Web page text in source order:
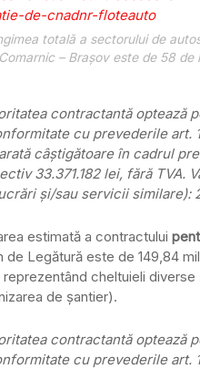
totală a sectorului de
Comarnic – Braşov este de 58 de
contractantă optează
cu prevederile art.
câştigătoare în cadrul
33.371.182 lei, fără TVA.
şi/sau servicii similare):
estimată a contractului
de Legătură este de 149,84
reprezentând cheltuieli
de şantier).
contractantă optează
cu prevederile art.